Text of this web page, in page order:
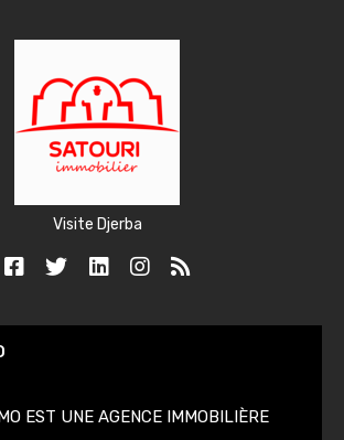
Visite Djerba
EST UNE AGENCE IMMOBILIÈRE